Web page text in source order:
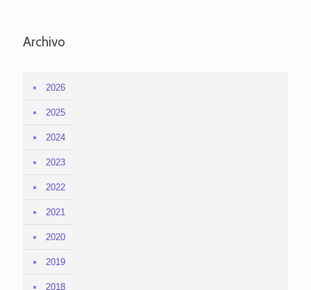
Archivo
2026
2025
2024
2023
2022
2021
2020
2019
2018